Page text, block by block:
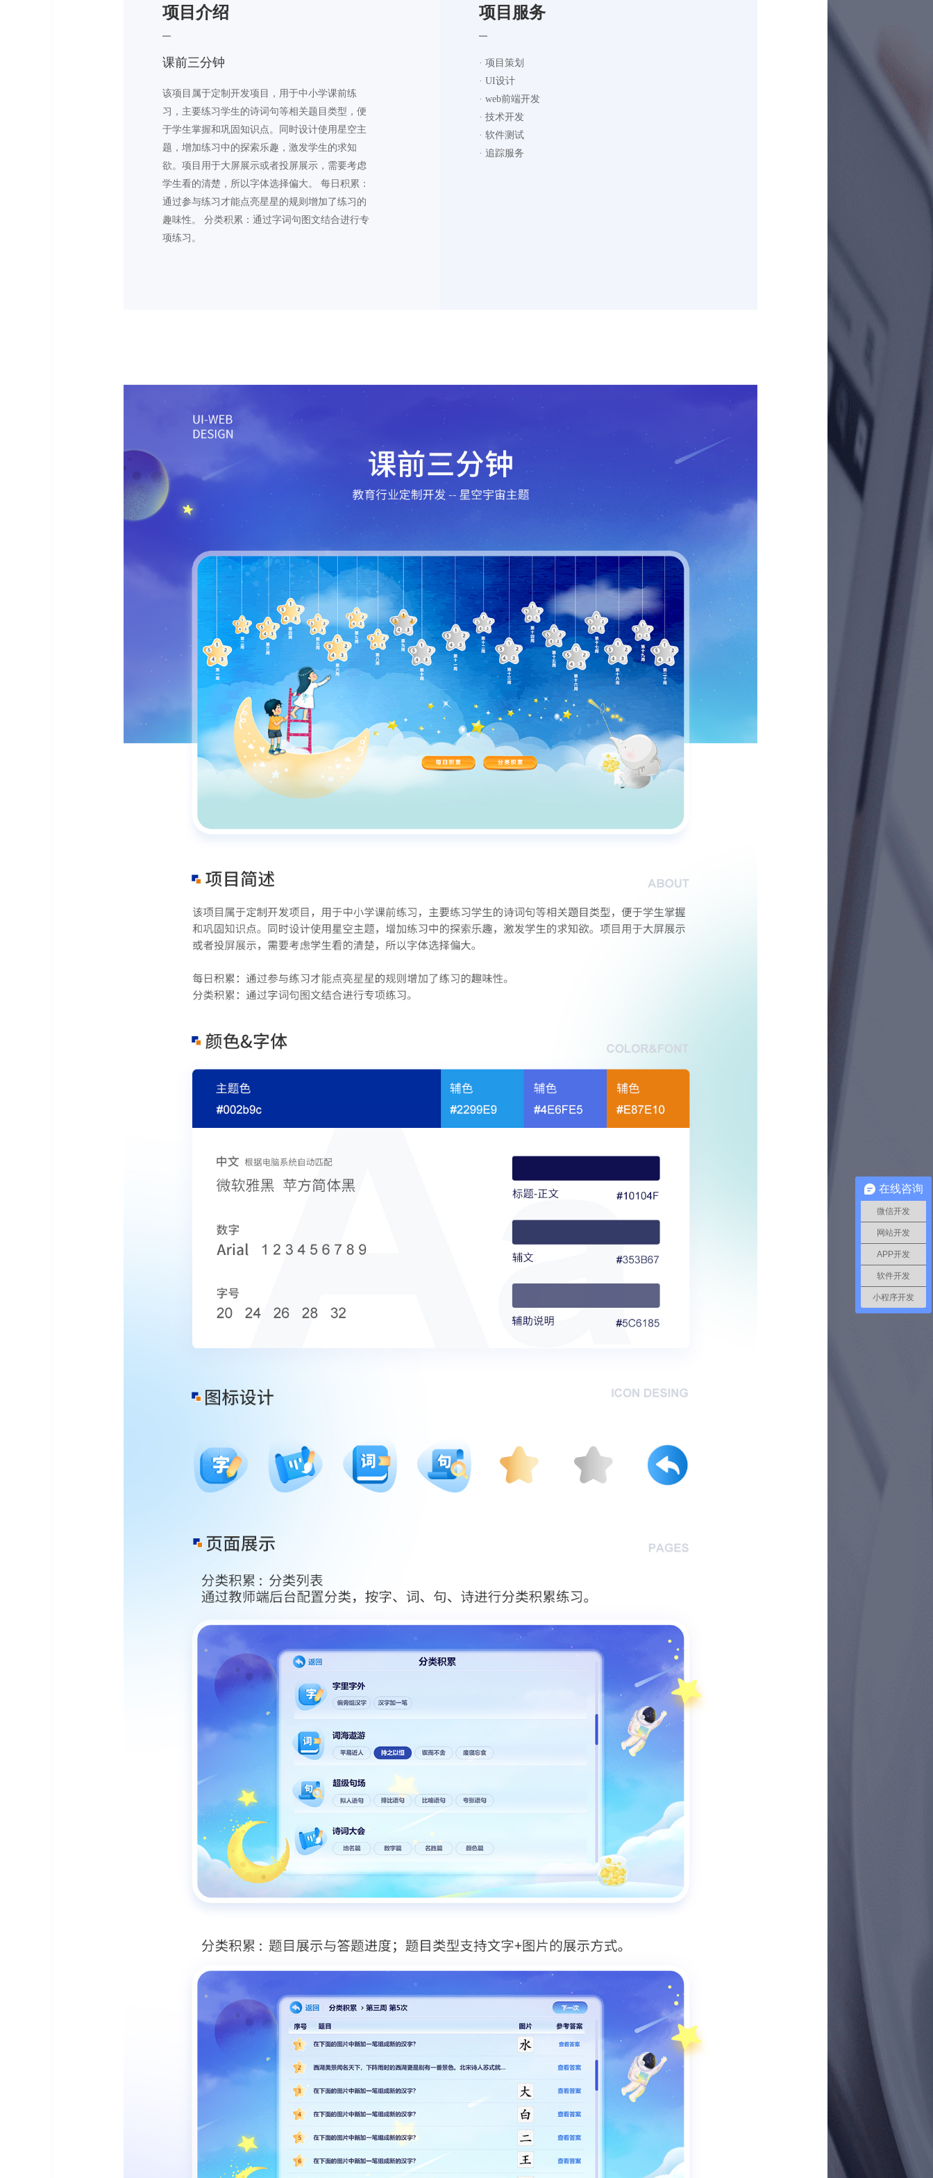
项目介绍
课前三分钟
该项目属于定制开发项目，用于中小学课前练
习，主要练习学生的诗词句等相关题目类型，便
于学生掌握和巩固知识点。同时设计使用星空主
题，增加练习中的探索乐趣，激发学生的求知
欲。项目用于大屏展示或者投屏展示，需要考虑
学生看的清楚，所以字体选择偏大。 每日积累：
通过参与练习才能点亮星星的规则增加了练习的
趣味性。 分类积累：通过字词句图文结合进行专
项练习。
项目服务
· 项目策划
· UI设计
· web前端开发
· 技术开发
· 软件测试
· 追踪服务
在线咨询
微信开发
网站开发
APP开发
软件开发
小程序开发